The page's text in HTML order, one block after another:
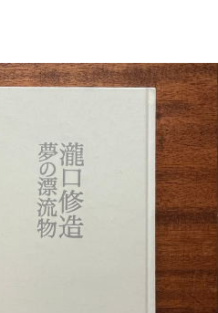
detail